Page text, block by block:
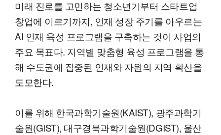
미래 진로를 고민하는 청소년기부터 스타트업
창업에 이르기까지, 인재 성장 주기를 아우르는
AI 인재 육성 프로그램을 구축하는 것이 사업의
주요 목표다. 지역별 맞춤형 육성 프로그램을 통
해 수도권에 집중된 인재와 자원의 지역 확산을
도모한다.
이를 위해 한국과학기술원(KAIST), 광주과학기
술원(GIST), 대구경북과학기술원(DGIST), 울산